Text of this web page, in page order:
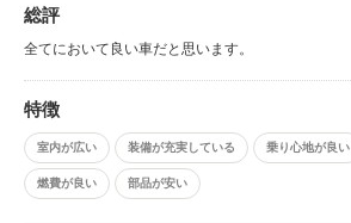
総評
全てにおいて良い車だと思います。
特徴
室内が広い 装備が充実している 乗り心地が良い
燃費が良い 部品が安い